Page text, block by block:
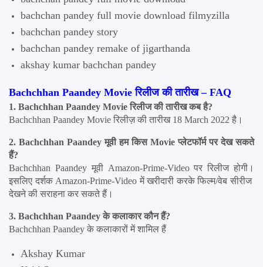
bachchan pandey full movie download filmyzilla
bachchan pandey story
bachchan pandey remake of jigarthanda
akshay kumar bachchan pandey
Bachchhan Paandey Movie रिलीज की तारीख – FAQ
1. Bachchhan Paandey Movie रिलीज की तारीख कब है?
Bachchhan Paandey Movie रिलीज़ की तारीख 18 March 2022 है।
2. Bachchhan Paandey मूवी हम किस Movie प्लेटफॉर्म पर देख सकते
हैं?
Bachchhan Paandey मूवी Amazon-Prime-Video पर रिलीज होगी।
इसलिए दर्शक Amazon-Prime-Video में खरीदारी करके फिल्म/वेब सीरीज
देखने की सराहना कर सकते हैं।
3. Bachchhan Paandey के कलाकार कौन हैं?
Bachchhan Paandey के कलाकारों में शामिल हैं
Akshay Kumar